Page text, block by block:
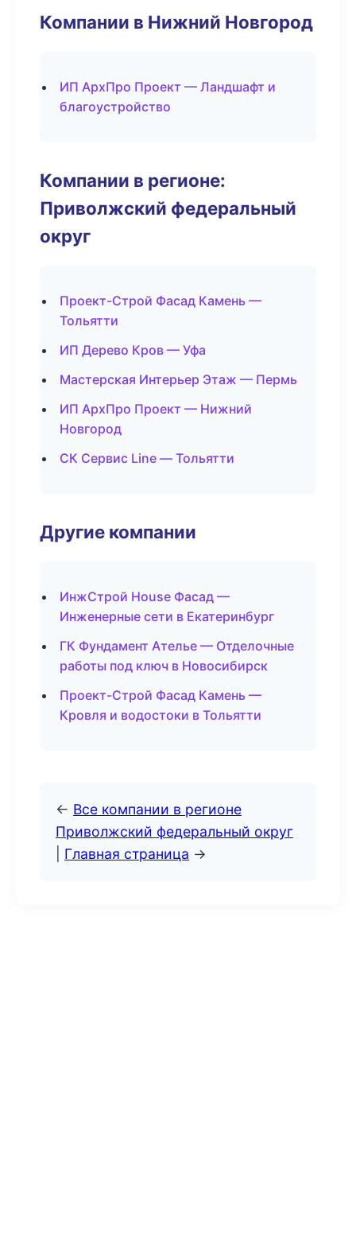
Компании в Нижний Новгород
ИП АрхПро Проект — Ландшафт и
благоустройство
Компании в регионе:
Приволжский федеральный
округ
Проект-Строй Фасад Камень —
Тольятти
ИП Дерево Кров — Уфа
Мастерская Интерьер Этаж — Пермь
ИП АрхПро Проект — Нижний
Новгород
СК Сервис Line — Тольятти
Другие компании
ИнжСтрой House Фасад —
Инженерные сети в Екатеринбург
ГК Фундамент Ателье — Отделочные
работы под ключ в Новосибирск
Проект-Строй Фасад Камень —
Кровля и водостоки в Тольятти
← Все компании в регионе
Приволжский федеральный округ
Главная страница →